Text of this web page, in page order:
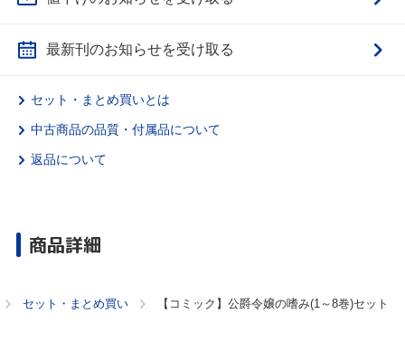
最新刊のお知らせを受け取る
セット・まとめ買いとは
中古商品の品質・付属品について
返品について
商品詳細
セット・まとめ買い 【コミック】公爵令嬢の嗜み(1～8巻)セット